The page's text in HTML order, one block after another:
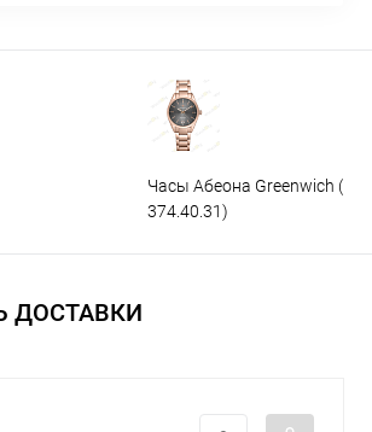
Часы Абеона Greenwich (GW
374.40.31)
ДОСТАВКИ